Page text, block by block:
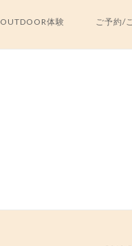
OUTDOOR体験 ご予約/